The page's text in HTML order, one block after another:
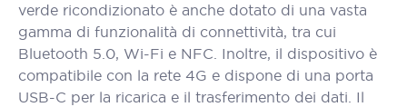
verde ricondizionato è anche dotato di una vasta
gamma di funzionalità di connettività, tra cui
Bluetooth 5.0, Wi-Fi e NFC. Inoltre, il dispositivo è
compatibile con la rete 4G e dispone di una porta
USB-C per la ricarica e il trasferimento dei dati. Il